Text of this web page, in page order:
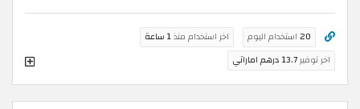
20 استخدام اليوم اخر استخدام منذ1 ساعة
اخر توفير13.7 درهم اماراتي